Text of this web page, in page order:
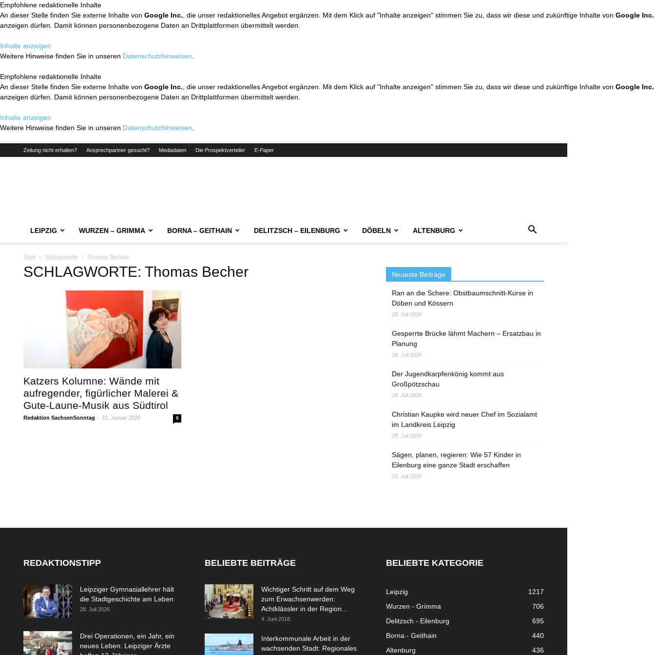
Empfohlene redaktionelle Inhalte
An dieser Stelle finden Sie externe Inhalte von Google Inc. , die unser redaktionelles Angebot ergänzen. Mit dem Klick auf "Inhalte anzeigen" stimmen Sie zu, dass wir diese und zukünftige Inhalte von Google Inc.
anzeigen dürfen. Damit können personenbezogene Daten an Drittplattformen übermittelt werden.
Inhalte anzeigen
Weitere Hinweise finden Sie in unseren Datenschutzhinweisen
Empfohlene redaktionelle Inhalte
An dieser Stelle finden Sie externe Inhalte von Google Inc. , die unser redaktionelles Angebot ergänzen. Mit dem Klick auf "Inhalte anzeigen" stimmen Sie zu, dass wir diese und zukünftige Inhalte von Google Inc.
anzeigen dürfen. Damit können personenbezogene Daten an Drittplattformen übermittelt werden.
Inhalte anzeigen
Weitere Hinweise finden Sie in unseren Datenschutzhinweisen
Zeitung nicht erhalten? Ansprechpartner gesucht? Mediadaten Die Prospektverteiler E-Paper
LEIPZIG WURZEN – GRIMMA BORNA – GEITHAIN DELITZSCH – EILENBURG DÖBELN ALTENBURG
Start Schlagworte Thomas Becher
SCHLAGWORTE: Thomas Becher
Katzers Kolumne: Wände mit
aufregender, figürlicher Malerei &
Gute-Laune-Musik aus Südtirol
Redaktion SachsenSonntag - 22. Januar 2020 0
Neueste Beiträge
Ran an die Schere: Obstbaumschnitt-Kurse in
Döben und Kössern
28. Juli 2026
Gesperrte Brücke lähmt Machern – Ersatzbau in
Planung
28. Juli 2026
Der Jugendkarpfenkönig kommt aus
Großpötzschau
28. Juli 2026
Christian Kaupke wird neuer Chef im Sozialamt
im Landkreis Leipzig
28. Juli 2026
Sägen, planen, regieren: Wie 57 Kinder in
Eilenburg eine ganze Stadt erschaffen
28. Juli 2026
REDAKTIONSTIPP
Leipziger Gymnasiallehrer hält
die Stadtgeschichte am Leben
28. Juli 2026
Drei Operationen, ein Jahr, ein
neues Leben: Leipziger Ärzte
BELIEBTE BEITRÄGE
Wichtiger Schritt auf dem Weg
zum Erwachsenwerden:
Achtklässler in der Region...
4. Juni 2018
Interkommunale Arbeit in der
wachsenden Stadt: Regionales
BELIEBTE KATEGORIE
Leipzig
1217
Wurzen - Grimma
706
Delitzsch - Eilenburg
695
Borna - Geithain
440
Altenburg
436